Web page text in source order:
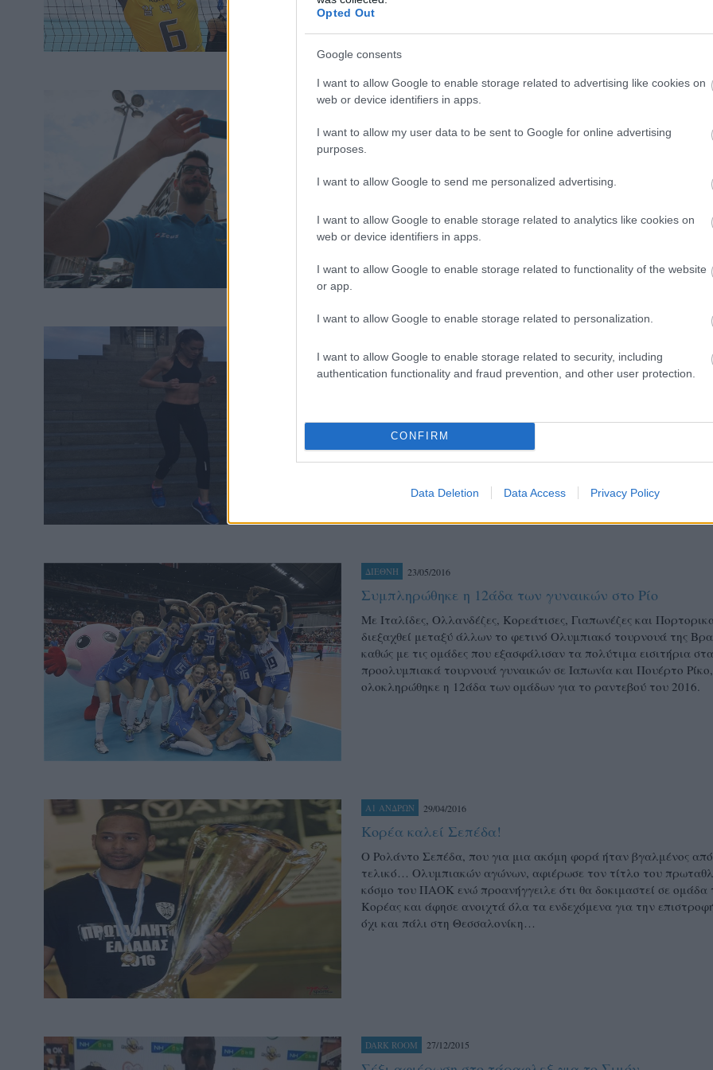
Opted Out
Google consents
I want to allow Google to enable storage related to advertising like cookies on
web or device identifiers in apps.
I want to allow my user data to be sent to Google for online advertising
purposes.
I want to allow Google to send me personalized advertising.
I want to allow Google to enable storage related to analytics like cookies on
web or device identifiers in apps.
I want to allow Google to enable storage related to functionality of the website
or app.
I want to allow Google to enable storage related to personalization.
I want to allow Google to enable storage related to security, including
authentication functionality and fraud prevention, and other user protection.
CONFIRM
Data Deletion Data Access Privacy Policy
ΔΙΕΘΝΗ 04/10/2017
Το όνειρο του 27χρονου διεθνή άσου μας, γίνεται -έπειτα από
Τουρκίας, να αγωνιστεί στην Κορεατική Λίγκα.
Έγινε της… Κορέας με Νέσοβιτς (fot)!
Μπορεί Φράγκος, Ζουπάνης να μην επιλέγησαν στα draft του
Ολυμπιακού υπέγραψε στην Κorea Expressway Corp και
στη χώρα έπειτα από πέντε χρόνια.
ΔΙΕΘΝΗ 23/05/2016
Συμπληρώθηκε η 12άδα των γυναικών στο Ρίο
Με Ιταλίδες, Ολλανδέζες, Κορεάτισες, Γιαπωνέζες και
διεξαχθεί μεταξύ άλλων το φετινό Ολυμπιακό τουρνουά της
καθώς με τις ομάδες που εξασφάλισαν τα πολύτιμα εισιτήρια στα
προολυμπιακά τουρνουά γυναικών σε Ιαπωνία και Πουέρτο Ρίκο,
ολοκληρώθηκε η 12άδα των ομάδων για το ραντεβού του 2016.
Α1 ΑΝΔΡΩΝ 29/04/2016
Κορέα καλεί Σεπέδα!
Ο Ρολάντο Σεπέδα, που για μια ακόμη φορά ήταν βγαλμένος
τελικό… Ολυμπιακών αγώνων, αφιέρωσε τον τίτλο του
κόσμο του ΠΑΟΚ ενώ προανήγγειλε ότι θα δοκιμαστεί σε ομάδα
Κορέας και άφησε ανοιχτά όλα τα ενδεχόμενα για την
όχι και πάλι στη Θεσσαλονίκη…
DARK ROOM 27/12/2015